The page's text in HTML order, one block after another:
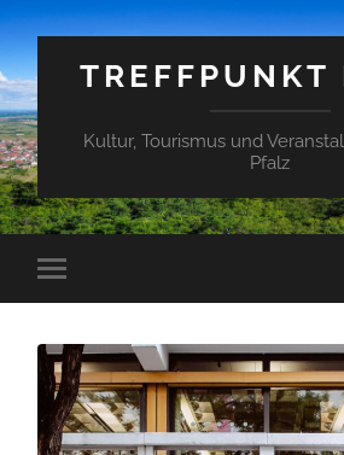
TREFFPUNKT
Kultur, Tourismus und
Pfalz
Mobile-
Menü